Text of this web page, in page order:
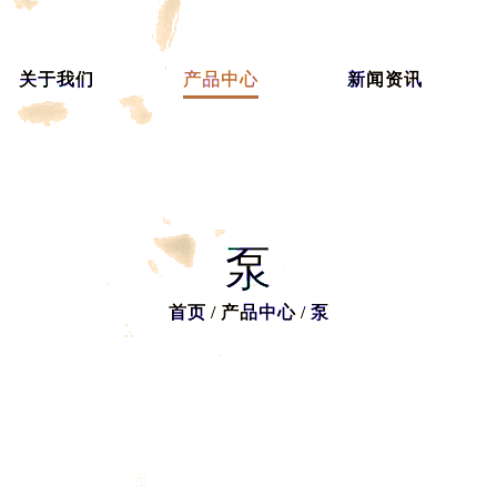
关于我们 产品中心 新闻资讯
首页 /产品中心/泵